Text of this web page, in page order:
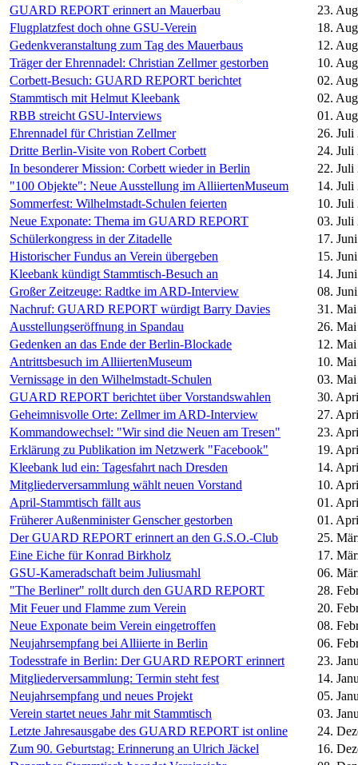
GUARD REPORT erinnert an Mauerbau
23.
Flugplatzfest doch ohne GSU-Verein
18.
Gedenkveranstaltung zum Tag des Mauerbaus
12.
Träger der Ehrennadel: Christian Zellmer gestorben
10.
Corbett-Besuch: GUARD REPORT berichtet
02.
Stammtisch mit Helmut Kleebank
02.
RBB streicht GSU-Interviews
01.
Ehrennadel für Christian Zellmer
26. Juli
Dritte Berlin-Visite von Robert Corbett
24. Juli
In besonderer Mission: Corbett wieder in Berlin
22. Juli
"100 Objekte": Neue Ausstellung im AlliiertenMuseum
14. Juli
Sommerfest: Wilhelmstadt-Schulen feierten
10. Juli
Neue Exponate: Thema im GUARD REPORT
03. Juli
Schülerkongress in der Zitadelle
17.
Historischer Fundus an Verein übergeben
15.
Kleebank kündigt Stammtisch-Besuch an
14.
Großer Zeitzeuge: Radtke im ARD-Interview
08.
Nachruf: GUARD REPORT würdigt Barry Davies
31.
Ausstellungseröffnung in Spandau
26.
Gedenken an das Ende der Berlin-Blockade
12.
Antrittsbesuch im AlliiertenMuseum
10.
Vernissage in den Wilhelmstadt-Schulen
03.
GUARD REPORT berichtet über Vorstandswahlen
30.
Geheimnisvolle Orte: Zellmer im ARD-Interview
27.
Kommandowechsel: "Wir sind die Neuen am Tresen"
23.
Erklärung zu Publikation im Netzwerk "Facebook"
19.
Kleebank lud ein: Tagesfahrt nach Dresden
14.
Mitgliederversammlung wählt neuen Vorstand
10.
April-Stammtisch fällt aus
01.
Früherer Außenminister Genscher gestorben
01.
Der GUARD REPORT erinnert an den G.S.O.-Club
25.
Eine Eiche für Konrad Birkholz
17.
GSU-Kameradschaft beim Juliusmahl
06.
"The Berliner" rollt durch den GUARD REPORT
28.
Mit Feuer und Flamme zum Verein
20.
Neue Exponate beim Verein eingetroffen
08.
Neujahrsempfang bei Alliierte in Berlin
06.
Todesstrafe in Berlin: Der GUARD REPORT erinnert
23.
Mitgliederversammlung: Termin steht fest
14.
Neujahrsempfang und neues Projekt
05.
Verein startet neues Jahr mit Stammtisch
03.
Letzte Jahresausgabe des GUARD REPORT ist online
24.
Zum 90. Geburtstag: Erinnerung an Ulrich Jäckel
16.